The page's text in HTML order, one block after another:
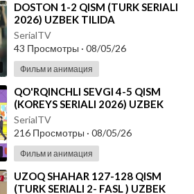
⁣DOSTON 1-2 QISM (TURK SERIALI
2026) UZBEK TILIDA
SerialTV
43 Просмотры · 08/05/26
Фильм и анимация
⁣⁣QO'RQINCHLI SEVGI 4-5 QISM
(KOREYS SERIALI 2026) UZBEK
TILIDA
SerialTV
216 Просмотры · 08/05/26
Фильм и анимация
⁣UZOQ SHAHAR 127-128 QISM
(TURK SERIALI 2- FASL ) UZBEK